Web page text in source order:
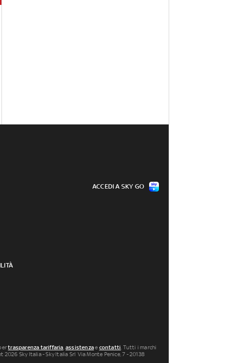
ACCEDI A SKY GO
trasparenza tariffaria,assistenzae contatti. Tutti i marchi
Sky Italia - Sky Italia Srl Via Monte Penice, 7 - 20138